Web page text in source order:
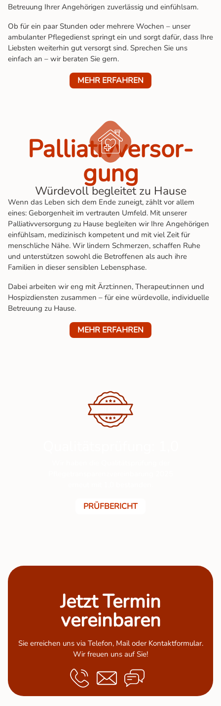
Betreuung Ihrer Angehörigen zuverlässig und einfühlsam.
Ob für ein paar Stunden oder mehrere Wochen – unser
ambulanter Pflegedienst springt ein und sorgt dafür, dass Ihre
Liebsten weiterhin gut versorgt sind. Sprechen Sie uns
einfach an – wir beraten Sie gern.
MEHR ERFAHREN
Palliativ­ver­sor­
gung
Würdevoll begleitet zu Hause
Wenn das Leben sich dem Ende zuneigt, zählt vor allem
eines: Geborgenheit im vertrauten Umfeld. Mit unserer
Palliativversorgung zu Hause begleiten wir Ihre Angehörigen
einfühlsam, medizinisch kompetent und mit viel Zeit für
menschliche Nähe. Wir lindern Schmerzen, schaffen Ruhe
und unterstützen sowohl die Betroffenen als auch ihre
Familien in dieser sensiblen Lebensphase.
Dabei arbeiten wir eng mit Ärzt:innen, Therapeut:innen und
Hospizdiensten zusammen – für eine würdevolle, individuelle
Betreuung zu Hause.
MEHR ERFAHREN
PRÜFBERICHT
Jetzt Termin
vereinbaren
Sie erreichen uns via Telefon, Mail oder Kontaktformular.
Wir freuen uns auf Sie!